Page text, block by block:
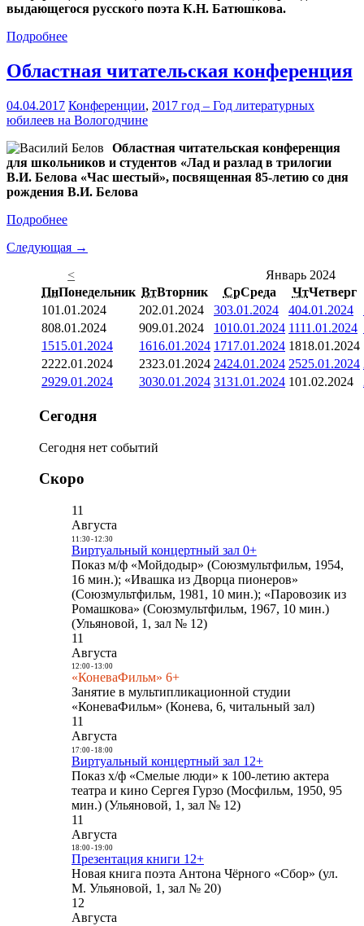
выдающегося русского поэта К.Н. Батюшкова.
Подробнее
Областная читательская конференция
04.04.2017 Конференции, 2017 год – Год литературных
юбилеев на Вологодчине
Областная читательская конференция
для школьников и студентов «Лад и разлад в трилогии
В.И. Белова «Час шестый», посвященная 85-летию со дня
рождения В.И. Белова
Подробнее
Следующая →
<
Январь 2024
ПнПонедельник ВтВторник СрСреда ЧтЧетверг
101.01.2024 202.01.2024 303.01.2024 404.01.2024
808.01.2024 909.01.2024 1010.01.2024 1111.01.2024
1515.01.2024 1616.01.2024 1717.01.2024 1818.01.2024
2222.01.2024 2323.01.2024 2424.01.2024 2525.01.2024
2929.01.2024 3030.01.2024 3131.01.2024 101.02.2024
Сегодня
Сегодня нет событий
Скоро
11
Августа
11:30- 12:30
Виртуальный концертный зал 0+
Показ м/ф «Мойдодыр» (Союзмультфильм, 1954,
16 мин.); «Ивашка из Дворца пионеров»
(Союзмультфильм, 1981, 10 мин.); «Паровозик из
Ромашкова» (Союзмультфильм, 1967, 10 мин.)
(Ульяновой, 1, зал № 12)
11
Августа
12:00- 13:00
«КоневаФильм» 6+
Занятие в мультипликационной студии
«КоневаФильм» (Конева, 6, читальный зал)
11
Августа
17:00- 18:00
Виртуальный концертный зал 12+
Показ х/ф «Смелые люди» к 100-летию актера
театра и кино Сергея Гурзо (Мосфильм, 1950, 95
мин.) (Ульяновой, 1, зал № 12)
11
Августа
18:00- 19:00
Презентация книги 12+
Новая книга поэта Антона Чёрного «Сбор» (ул.
М. Ульяновой, 1, зал № 20)
12
Августа